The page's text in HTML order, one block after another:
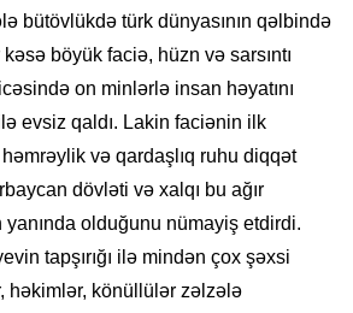
bütövlükdə türk dünyasının qəlbində
böyük faciə, hüzn və sarsıntı
on minlərlə insan həyatını
evsiz qaldı. Lakin faciənin ilk
və qardaşlıq ruhu diqqət
dövləti və xalqı bu ağır
olduğunu nümayiş etdirdi.
tapşırığı ilə mindən çox şəxsi
həkimlər, könüllülər zəlzələ